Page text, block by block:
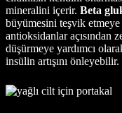
mineralini içerir. Beta
büyümesini teşvik etmeye
antioksidanlar açısından
düşürmeye yardımcı
insülin artışını önleyebilir.